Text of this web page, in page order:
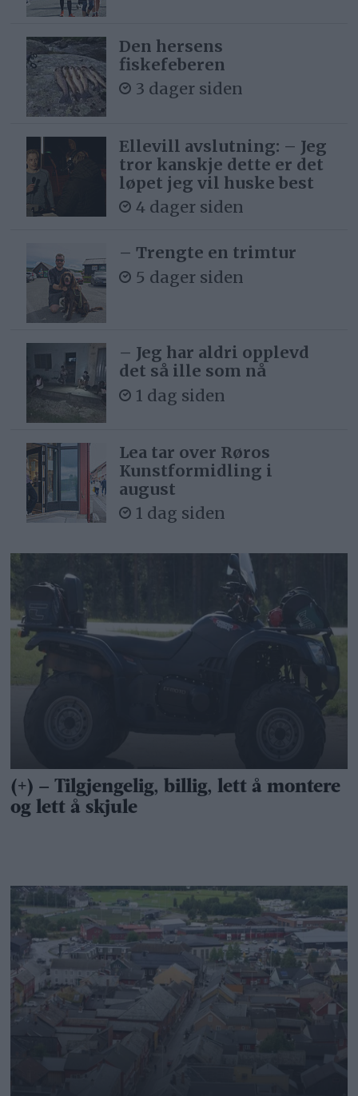
Den hersens
fiskefeberen
3 dager siden
Ellevill avslutning: – Jeg
tror kanskje dette er det
løpet jeg vil huske best
4 dager siden
– Trengte en trimtur
5 dager siden
– Jeg har aldri opplevd
det så ille som nå
1 dag siden
Lea tar over Røros
Kunstformidling i
august
1 dag siden